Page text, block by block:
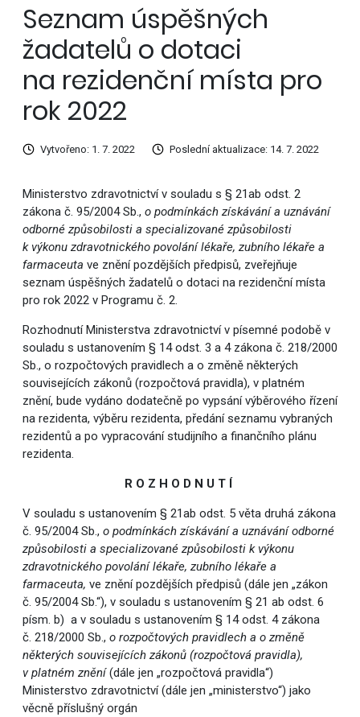
Seznam úspěšných
žadatelů o dotaci
na rezidenční místa pro
rok 2022
Vytvořeno: 1. 7. 2022 Poslední aktualizace: 14. 7. 2022
Ministerstvo zdravotnictví v souladu s § 21ab odst. 2
zákona č. 95/2004 Sb., o podmínkách získávání a uznávání
odborné způsobilosti a specializované způsobilosti
k výkonu zdravotnického povolání lékaře, zubního lékaře a
farmaceuta ve znění pozdějších předpisů, zveřejňuje
seznam úspěšných žadatelů o dotaci na rezidenční místa
pro rok 2022 v Programu č. 2.
Rozhodnutí Ministerstva zdravotnictví v písemné podobě v
souladu s ustanovením § 14 odst. 3 a 4 zákona č. 218/2000
Sb., o rozpočtových pravidlech a o změně některých
souvisejících zákonů (rozpočtová pravidla), v platném
znění, bude vydáno dodatečně po vypsání výběrového řízení
na rezidenta, výběru rezidenta, předání seznamu vybraných
rezidentů a po vypracování studijního a finančního plánu
rezidenta.
R O Z H O D N U T Í
V souladu s ustanovením § 21ab odst. 5 věta druhá zákona
č. 95/2004 Sb., o podmínkách získávánía uznávání odborné
způsobilosti a specializované způsobilosti k výkonu
zdravotnického povolání lékaře, zubního lékaře a
farmaceuta, ve znění pozdějších předpisů (dále jen „zákon
č. 95/2004 Sb.“), v souladu s ustanovením § 21 ab odst. 6
písm. b) a v souladu s ustanovením § 14 odst. 4 zákona
č. 218/2000 Sb., o rozpočtových pravidlech a o změně
některých souvisejících zákonů (rozpočtová pravidla),
v platném znění(dále jen „rozpočtová pravidla“)
Ministerstvo zdravotnictví (dále jen „ministerstvo“) jako
věcně příslušný orgán